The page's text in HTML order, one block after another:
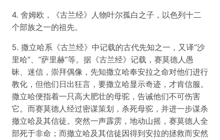
4. 舍姆欧，《古兰经》人物叶尔孤白之子，以色列十二
个部族之一的祖先。
5. 撒立哈系《古兰经》中记载的古代先知之一，又译“沙
里哈”、“萨里赫”等。据《古兰经》记载，赛莫德人愚
昧、迷信，崇拜偶像，先知撒立哈奉安拉之命对他们进行
教化，但他们日出狂言，要撒立哈显示奇迹，才肯信服。
撒立哈便指着一只高大肥壮的母驼，告诫他们不可伤害
它。而赛莫德人经过密谋策划，杀死母驼，并进一步谋杀
撤立哈及其信徒。突然一声霹雳，地动山摇，赛莫德人全
部死于非命；而撤立哈及其信徒因得到安拉的拯救而安然